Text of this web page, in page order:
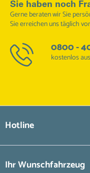
Sie haben noch
Gerne beraten wir Sie
Sie erreichen uns täglich
0800 -
kostenlos
Hotline
Ihr Wunschfahrzeug